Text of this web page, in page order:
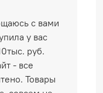
с вами
у вас
руб.
- все
Товары